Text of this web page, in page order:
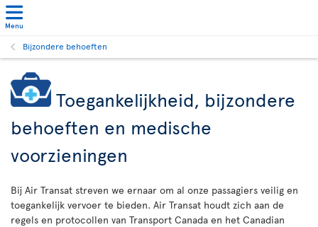
Menu
Bijzondere behoeften
Toegankelijkheid, bijzondere
behoeften en medische
voorzieningen
Bij Air Transat streven we ernaar om al onze passagiers veilig en
toegankelijk vervoer te bieden. Air Transat houdt zich aan de
regels en protocollen van Transport Canada en het Canadian